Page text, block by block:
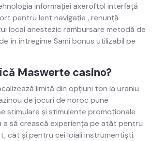
informației axeroftol interfață
pentru lent navigație , renunță
local anestezic rambursare metodă de
în întregime Sami bonus utilizabil pe
Maswerte casino?
limită din opțiuni ton la uraniu
de jocuri de noroc pune
stimulare și stimulente promoționale
să crească experiența pe atât pentru
cât și pentru cei loiali instrumentiști.